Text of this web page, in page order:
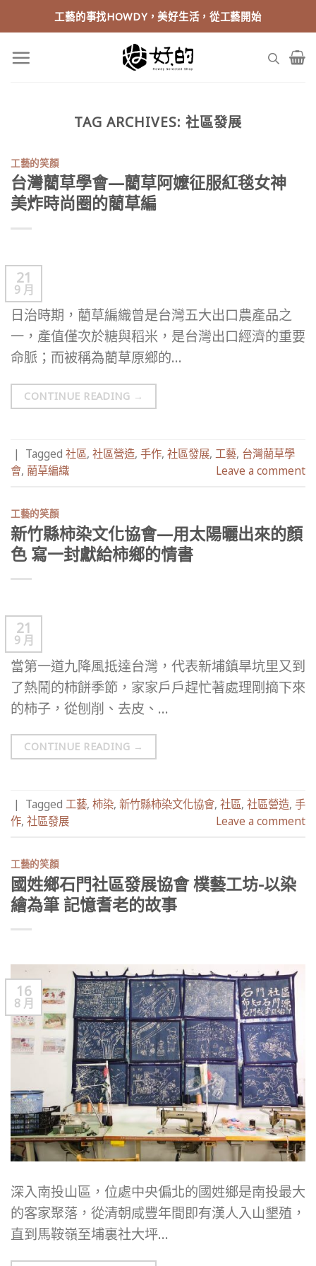
to
content
工藝的事找HOWDY，美好生活，從工藝開始
TAG ARCHIVES: 社區發展
工藝的笑顏
台灣藺草學會—藺草阿嬤征服紅毯女神
美炸時尚圈的藺草編
21
9 月
日治時期，藺草編織曾是台灣五大出口農產品之
一，產值僅次於糖與稻米，是台灣出口經濟的重要
命脈；而被稱為藺草原鄉的…
CONTINUE READING →
| Tagged 社區, 社區營造, 手作, 社區發展, 工藝, 台灣藺草學
會, 藺草編織 Leave a comment
工藝的笑顏
新竹縣柿染文化協會—用太陽曬出來的顏
色 寫一封獻給柿鄉的情書
21
9 月
當第一道九降風抵達台灣，代表新埔鎮旱坑里又到
了熱鬧的柿餅季節，家家戶戶趕忙著處理剛摘下來
的柿子，從刨削、去皮、…
CONTINUE READING →
| Tagged 工藝, 柿染, 新竹縣柿染文化協會, 社區, 社區營造, 手
作, 社區發展 Leave a comment
工藝的笑顏
國姓鄉石門社區發展協會 樸藝工坊-以染
繪為筆 記憶耆老的故事
16
8 月
深入南投山區，位處中央偏北的國姓鄉是南投最大
的客家聚落，從清朝咸豐年間即有漢人入山墾殖，
直到馬鞍嶺至埔裏社大坪…